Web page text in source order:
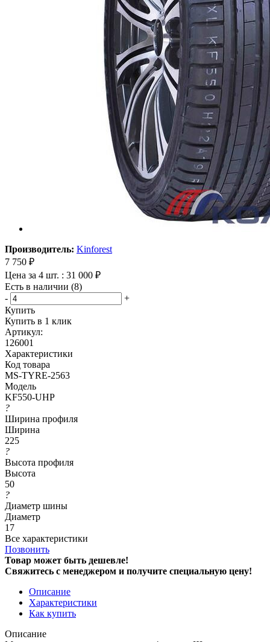
Производитель: Kinforest
7 750 ₽
Цена за 4 шт. : 31 000 ₽
Есть в наличии (8)
-
+
Купить
Купить в 1 клик
Артикул:
126001
Характеристики
Код товара
MS-TYRE-2563
Модель
KF550-UHP
?
Ширина профиля
Ширина
225
?
Высота профиля
Высота
50
?
Диаметр шины
Диаметр
17
Все характеристики
Позвонить
Товар может быть дешевле!
Свяжитесь с менеджером и получите специальную цену!
Описание
Характеристики
Как купить
Описание